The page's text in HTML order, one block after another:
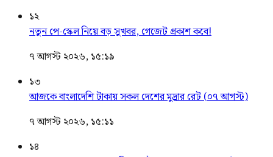
১২
নতুন পে-স্কেল নিয়ে বড় সুখবর, গেজেট প্রকাশ কবে!
৭ আগস্ট ২০২৬, ১৫:১৯
১৩
আজকে বাংলাদেশি টাকায় সকল দেশের মুদ্রার রেট (০৭ আগস্ট)
৭ আগস্ট ২০২৬, ১৫:১১
১৪